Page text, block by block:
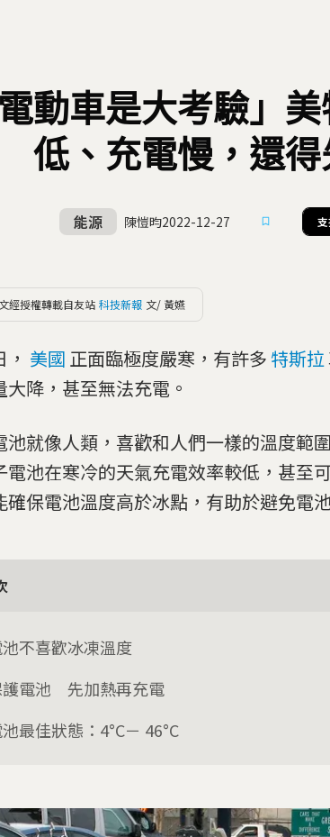
電動車是大考驗」
低、充電慢，還
能源 陳愷昀2022-12-27
經授權轉載自友站 科技新報 文/ 黃嬿
美國 正面臨極度嚴寒，有許多 特斯拉
大降，甚至無法充電。
池就像人類，喜歡和人們一樣的溫度範圍
電池在寒冷的天氣充電效率較低，甚至
確保電池溫度高於冰點，有助於避免電
池不喜歡冰凍溫度
護電池 先加熱再充電
最佳狀態：4°C－ 46°C